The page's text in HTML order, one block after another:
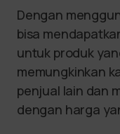
Dengan
bisa
untuk produk
memungkinkan
penjual lain dan
dengan harga